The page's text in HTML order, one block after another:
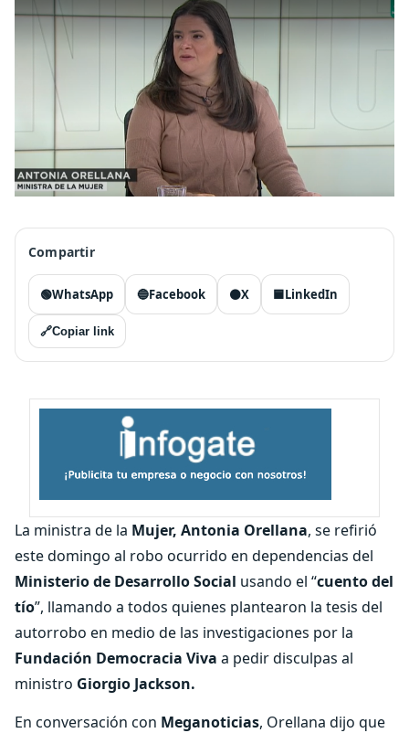
Compartir
🟢WhatsApp 🔵Facebook ⚫X 🟦LinkedIn
🔗Copiar link
La ministra de la Mujer, Antonia Orellana, se refirió
este domingo al robo ocurrido en dependencias del
Ministerio de Desarrollo Social usando el “cuento del
tío”, llamando a todos quienes plantearon la tesis del
autorrobo en medio de las investigaciones por la
Fundación Democracia Viva a pedir disculpas al
ministro Giorgio Jackson.
En conversación con Meganoticias, Orellana dijo que